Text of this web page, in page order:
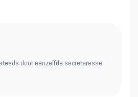
door eenzelfde secretaresse